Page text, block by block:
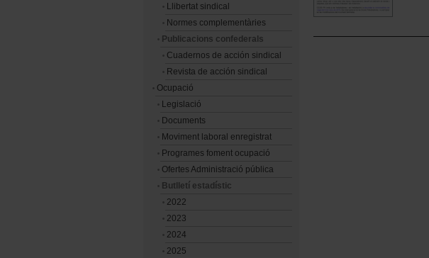
Llibertat sindical
Normes complementàries
Publicacions confederals
Cuadernos de acción sindical
Revista de acción sindical
Ocupació
Legislació
Documents
Moviment laboral enregistrat
Programes foment ocupació
Ofertes Administració pública
Butlletí estadístic
2022
2023
2024
2025